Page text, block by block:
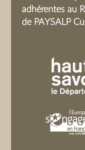
adhérentes au
de PAYSALP